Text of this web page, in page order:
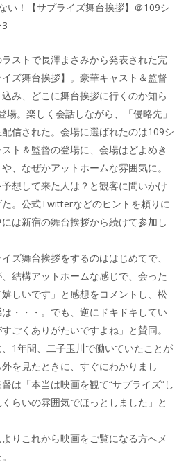
い！【サプライズ舞台挨拶】＠109シ
ストで長澤まさみから発表された完
ズ舞台挨拶】。豪華キャスト＆監督
み、どこに舞台挨拶に行くのか知ら
場。楽しく会話しながら、「侵略先」
信された。会場に選ばれたのは109シ
ト＆監督の登場に、会場はどよめき
、なぜかアットホームな雰囲気に。
予想して来た人は？と観客に問いかけ
。公式Twitterなどのヒントを頼りに
は新宿の舞台挨拶から続けて参加し
ズ舞台挨拶をするのははじめてで、
結構アットホームな感じで、会った
しいです」と感想をコメントし、松
・・・。でも、逆にドキドキしてい
ごくありがたいですよね」と賛同。
1年間、二子玉川で働いていたことが
を見たときに、すぐにわかりまし
は「本当は映画を観て“サプライズ”し
らいの雰囲気でほっとしました」と
りこれから映画をご覧になる方へメ